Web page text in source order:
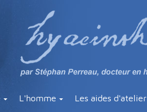
L'homme Les aides d'atelier